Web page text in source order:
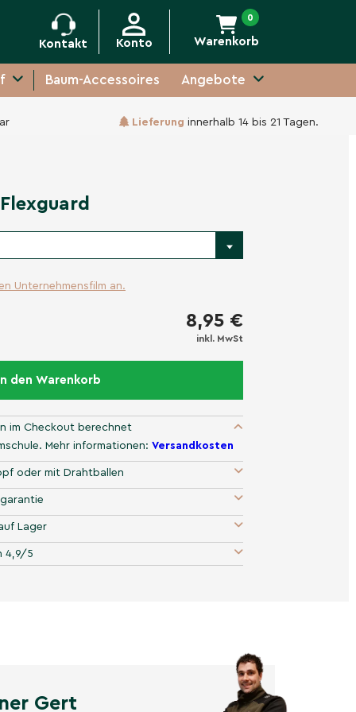
Kontakt Konto Warenkorb
0
Baum-Accessoires Angebote
Lieferung innerhalb 14 bis 21 Tagen.
Unternehmensfilm an.
8,95 €
inkl. MwSt
den Warenkorb
im Checkout berechnet
Mehr informationen: Versandkosten
oder mit Drahtballen
Lager
4,9/5
Gert